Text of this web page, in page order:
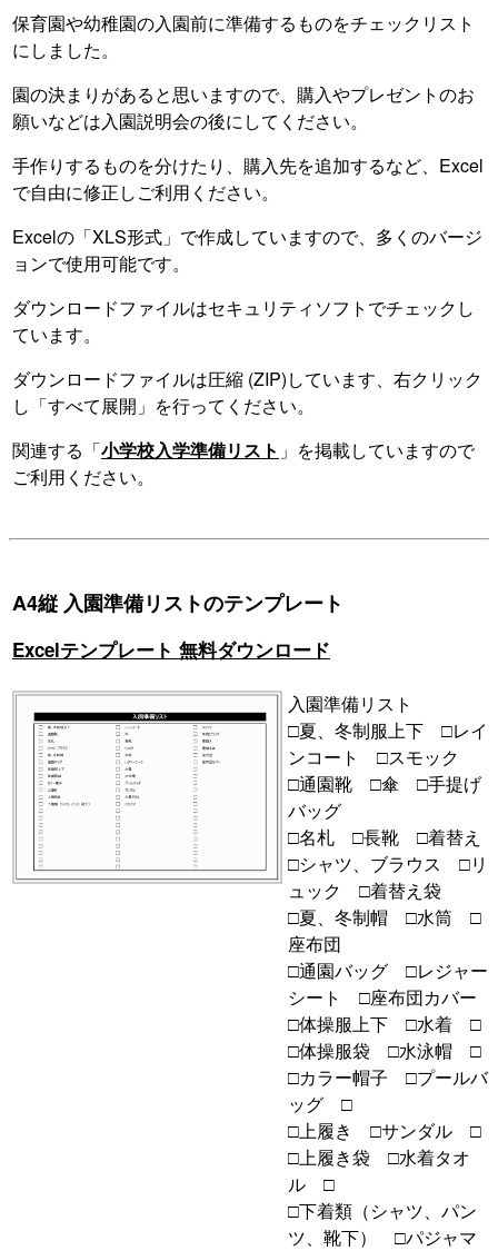
保育園や幼稚園の入園前に準備するものをチェックリスト
にしました。
園の決まりがあると思いますので、購入やプレゼントのお
願いなどは入園説明会の後にしてください。
手作りするものを分けたり、購入先を追加するなど、Excel
で自由に修正しご利用ください。
Excelの「XLS形式」で作成していますので、多くのバージ
ョンで使用可能です。
ダウンロードファイルはセキュリティソフトでチェックし
ています。
ダウンロードファイルは圧縮 (ZIP)しています、右クリック
し「すべて展開」を行ってください。
関連する「小学校入学準備リスト 」を掲載していますので
ご利用ください。
A4縦 入園準備リストのテンプレート
Excelテンプレート 無料ダウンロード
入園準備リスト
□夏、冬制服上下 □レイ
ンコート □スモック
□通園靴 □傘 □手提げ
バッグ
□名札 □長靴 □着替え
□シャツ、ブラウス □リ
ュック □着替え袋
□夏、冬制帽 □水筒 □
座布団
□通園バッグ □レジャー
シート □座布団カバー
□体操服上下 □水着 □
□体操服袋 □水泳帽 □
□カラー帽子 □プールバ
ッグ □
□上履き □サンダル □
□上履き袋 □水着タオ
ル □
□下着類（シャツ、パン
ツ、靴下） □パジャマ